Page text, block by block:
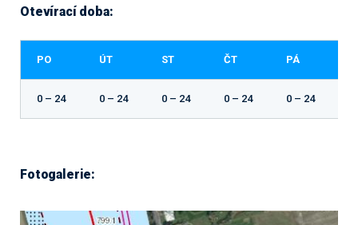
Otevírací doba:
PO ÚT ST ČT PÁ
0 – 24 0 – 24 0 – 24 0 – 24 0 – 24
Fotogalerie: